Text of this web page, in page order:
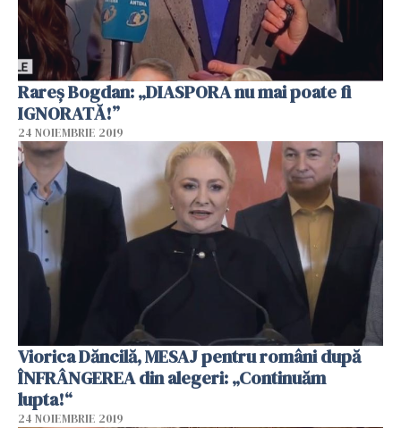
Rareș Bogdan: „DIASPORA nu mai poate fi
IGNORATĂ!”
24 NOIEMBRIE 2019
Viorica Dăncilă, MESAJ pentru români după
ÎNFRÂNGEREA din alegeri: „Continuăm
lupta!“
24 NOIEMBRIE 2019